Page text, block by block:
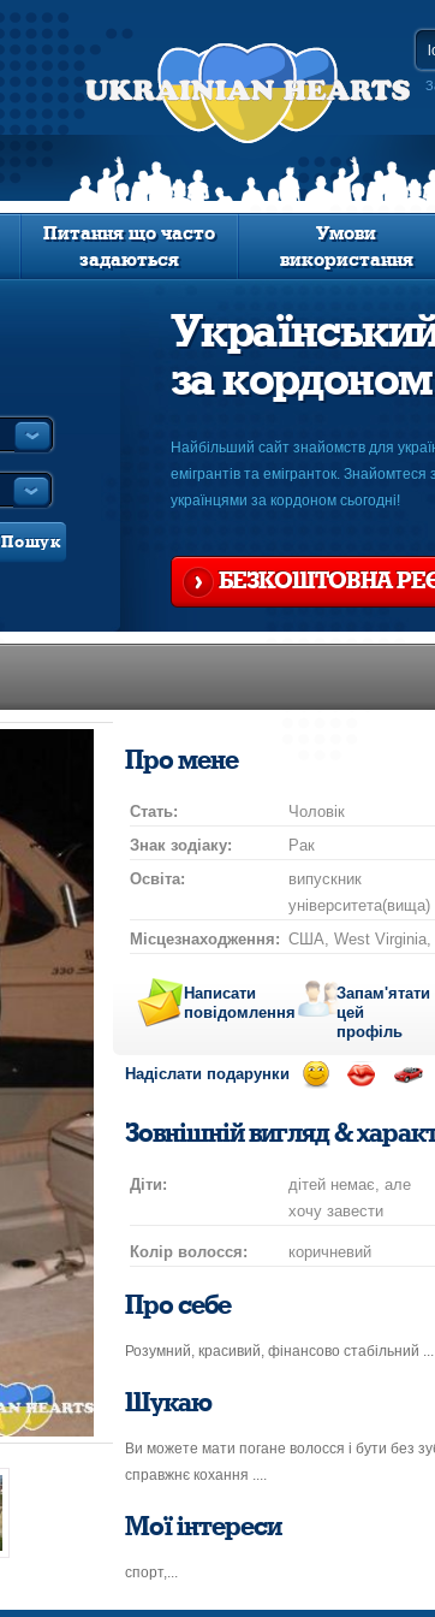
Питання що часто
задаються
Умови
використання
Пошук
за кордоном
Найбільший сайт знайомств для
емігрантів та емігранток. Знайомтеся з
українцями за кордоном сьогодні!
БЕЗКОШТОВНА
Про мене
Стать: Чоловік
Знак зодіаку:
Рак
Освіта:
випускник
університета(вища)
Місцезнаходження: США, West Virginia,
Написати
повідомлення
Запам'ятати
цей
профіль
Надіслати подарунки
посмішку
Зовнішній вигляд &
Діти:
дітей немає, але
хочу завести
Колір волосся:
коричневий
Про себе
Розумний, красивий, фінансово
Шукаю
Ви можете мати погане волосся і бути без
справжнє кохання ....
Мої інтереси
спорт,...